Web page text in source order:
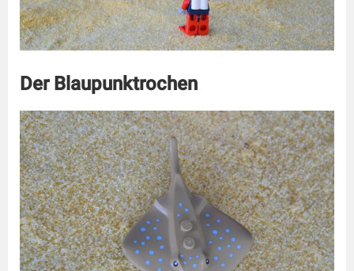
Der Blaupunktrochen